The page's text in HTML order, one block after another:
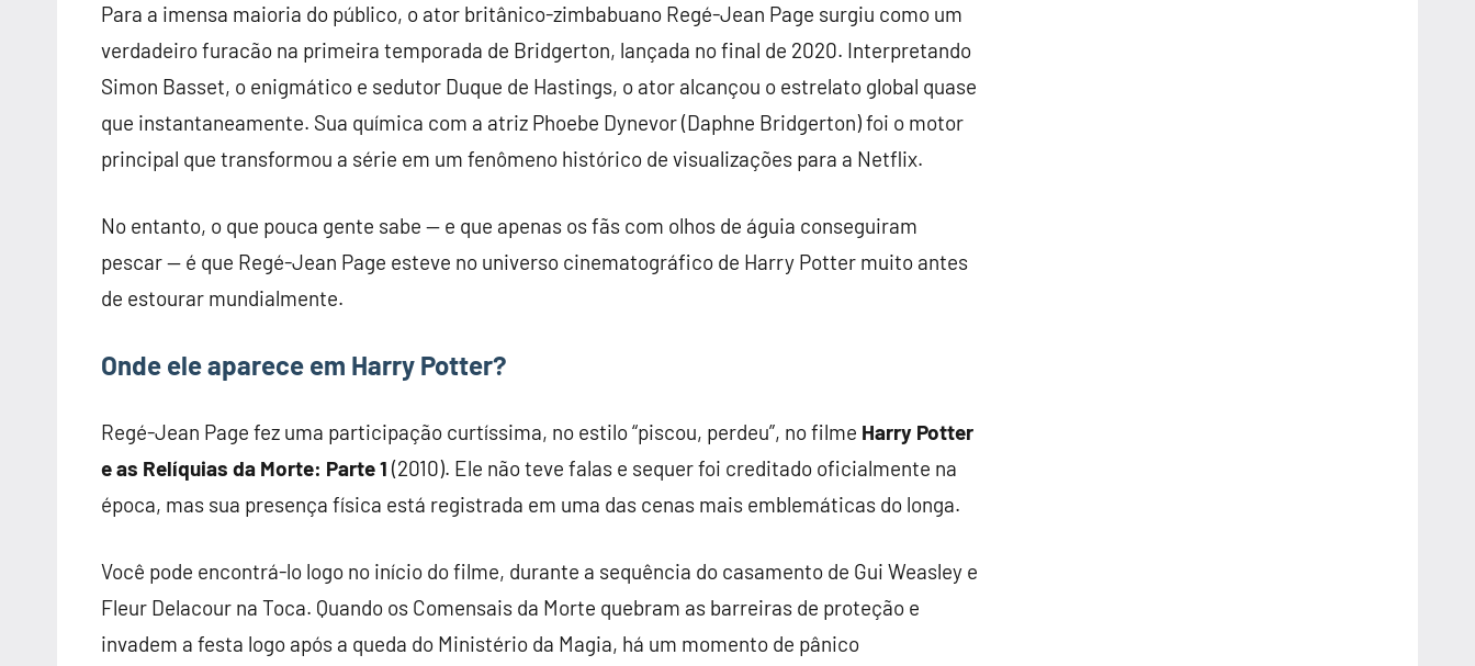
Para a imensa maioria do público, o ator britânico-zimbabuano Regé-Jean Page surgiu como um
verdadeiro furacão na primeira temporada de Bridgerton, lançada no final de 2020. Interpretando
Simon Basset, o enigmático e sedutor Duque de Hastings, o ator alcançou o estrelato global quase
que instantaneamente. Sua química com a atriz Phoebe Dynevor (Daphne Bridgerton) foi o motor
principal que transformou a série em um fenômeno histórico de visualizações para a Netflix.
No entanto, o que pouca gente sabe — e que apenas os fãs com olhos de águia conseguiram
pescar — é que Regé-Jean Page esteve no universo cinematográfico de Harry Potter muito antes
de estourar mundialmente.
Onde ele aparece em Harry Potter?
Regé-Jean Page fez uma participação curtíssima, no estilo “piscou, perdeu”, no filme Harry Potter
e as Relíquias da Morte: Parte 1 (2010). Ele não teve falas e sequer foi creditado oficialmente na
época, mas sua presença física está registrada em uma das cenas mais emblemáticas do longa.
Você pode encontrá-lo logo no início do filme, durante a sequência do casamento de Gui Weasley e
Fleur Delacour na Toca. Quando os Comensais da Morte quebram as barreiras de proteção e
invadem a festa logo após a queda do Ministério da Magia, há um momento de pânico